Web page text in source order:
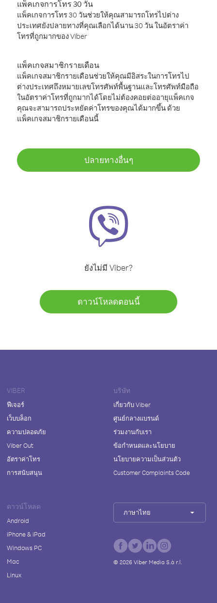
แพ็คเกจการโทร 30 วัน
แพ็คเกจการโทร 30 วันช่วยให้คุณสามารถโทรไปต่าง
ประเทศยังปลายทางที่คุณเลือกได้นาน 30 วัน ในอัตราค่า
โทรที่ถูกมากของ Viber
แพ็คเกจสมาชิกรายเดือน
แพ็คเกจสมาชิกรายเดือนช่วยให้คุณมีอิสระในการโทรไป
ต่างประเทศถึงหมายเลขโทรศัพท์พื้นฐานและโทรศัพท์มือถือ
ในอัตราค่าโทรที่ถูกมากได้โดยไม่ต้องคอยต่ออายุแพ็คเกจ
คุณจะสามารถประหยัดค่าโทรของคุณได้มากขึ้น ด้วย
แพ็คเกจสมาชิกรายเดือนนี้
ปลายทางอื่นๆ
ยังไม่มี Viber?
ดาวน์โหลดตอนนี้
VIBER
ฟีเจอร์
เว็บบล็อก
ความปลอดภัย
Viber Out
อัตราค่าโทร
การสนับสนุน
บริษัท
เกี่ยวกับ Viber
ศูนย์กลางแบรนด์
ร่วมงานกับเรา
ข้อกำหนดและนโยบาย
นโยบายความเป็นส่วนตัว
Customer Complaints Code
ดาวน์โหลด
Android
iPhone & iPad
Windows PC
Mac
Linux
ภาษาไทย
© 2026Viber Media S.à r.l.